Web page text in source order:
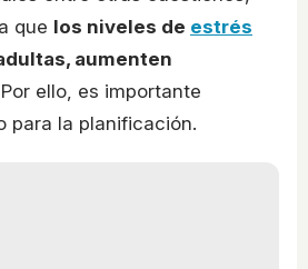
que los niveles de estrés
aumenten
ello, es importante
para la planificación.